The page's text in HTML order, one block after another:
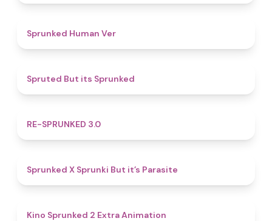
Sprunked Human Ver
Spruted But its Sprunked
RE-SPRUNKED 3.0
Sprunked X Sprunki But it’s Parasite
Kino Sprunked 2 Extra Animation